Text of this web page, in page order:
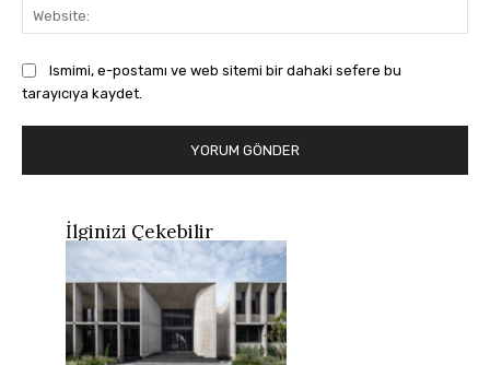
Ismimi, e-postamı ve web sitemi bir dahaki sefere bu
tarayıcıya kaydet.
İlginizi Çekebilir